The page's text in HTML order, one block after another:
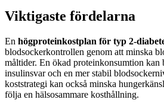
Viktigaste fördelarna
En högproteinkostplan för typ 2-
blodsockerkontrollen genom att minska
måltider. En ökad proteinkonsumtion kan
insulinsvar och en mer stabil
koststrategi kan också minska
följa en hälsosammare kosthållning.